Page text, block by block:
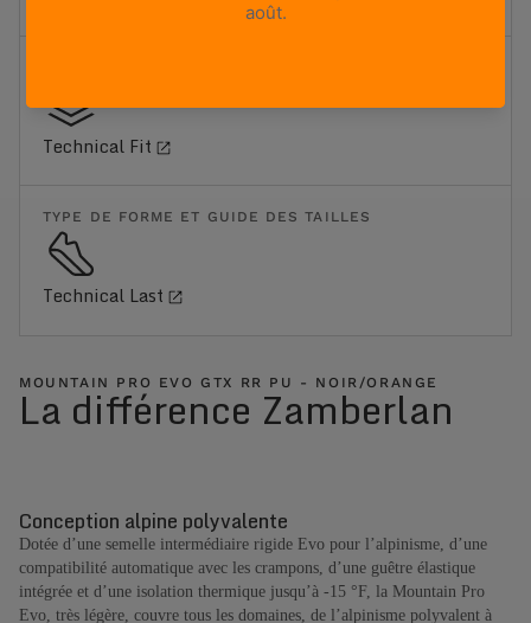
Technical Fit
TYPE DE FORME ET GUIDE DES TAILLES
Technical Last
MOUNTAIN PRO EVO GTX RR PU - NOIR/ORANGE
La différence Zamberlan
Conception alpine polyvalente
Dotée d’une semelle intermédiaire rigide Evo pour l’alpinisme, d’une
compatibilité automatique avec les crampons, d’une guêtre élastique
intégrée et d’une isolation thermique jusqu’à -15 °F, la Mountain Pro
Evo, très légère, couvre tous les domaines, de l’alpinisme polyvalent à